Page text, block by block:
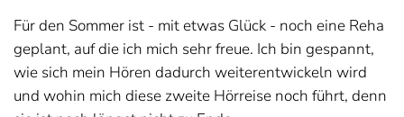
Für den Sommer ist - mit etwas Glück - noch eine Reha
geplant, auf die ich mich sehr freue. Ich bin gespannt,
wie sich mein Hören dadurch weiterentwickeln wird
und wohin mich diese zweite Hörreise noch führt, denn